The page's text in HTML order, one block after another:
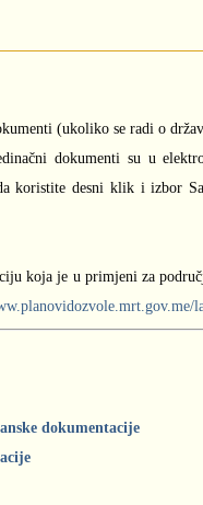
(ukoliko se radi o
dokumenti su u
koristite desni klik i izbor
koja je u primjeni za
dokumentacije